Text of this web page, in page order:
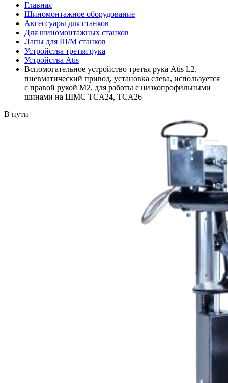
Главная
Шиномонтажное оборудование
Аксессуары для станков
Для шиномонтажных станков
Лапы для Ш/М станков
Устройства третья рука
Устройства Atis
Вспомогательное устройство третья рука Atis L2,
пневматический привод, установка слева, используется
с правой рукой М2, для работы с низкопрофильными
шинами на ШМС TCА24, TCА26
В пути